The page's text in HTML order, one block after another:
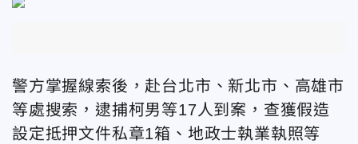
警方掌握線索後，赴台北市、新北市、高雄市
等處搜索，逮捕柯男等17人到案，查獲假造
設定抵押文件私章1箱、地政士執業執照等